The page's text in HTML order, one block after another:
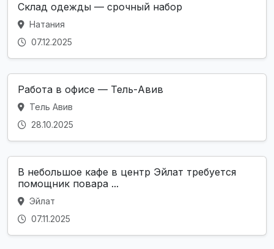
Склад одежды — срочный набор
Натания
07.12.2025
Работа в офисе — Тель-Авив
Тель Авив
28.10.2025
В небольшое кафе в центр Эйлат требуется
помощник повара ...
Эйлат
07.11.2025